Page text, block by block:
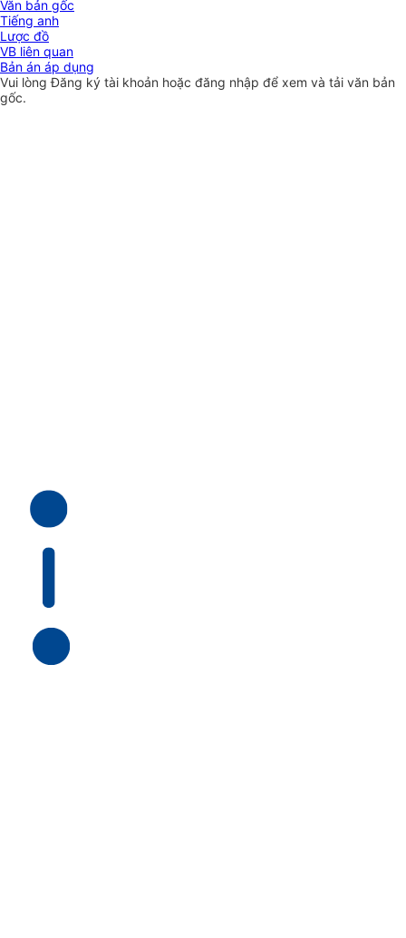
Văn bản gốc
Tiếng anh
Lược đồ
VB liên quan
Bản án áp dụng
Vui lòngĐăng ký tài khoản hoặc đăng nhập để xem và tải văn bản
gốc.